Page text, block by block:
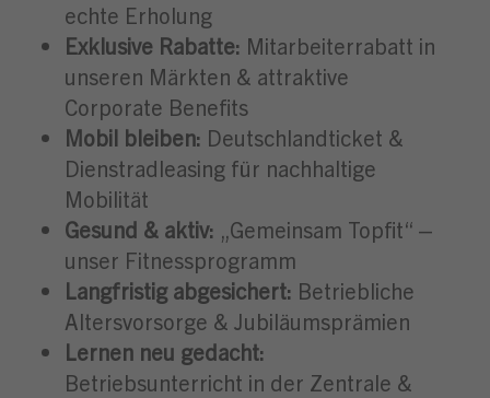
echte Erholung
Exklusive Rabatte: Mitarbeiterrabatt in
unseren Märkten & attraktive
Corporate Benefits
Mobil bleiben: Deutschlandticket &
Dienstradleasing für nachhaltige
Mobilität
Gesund & aktiv: „Gemeinsam Topfit“ –
unser Fitnessprogramm
Langfristig abgesichert: Betriebliche
Altersvorsorge & Jubiläumsprämien
Lernen neu gedacht:
Betriebsunterricht in der Zentrale &